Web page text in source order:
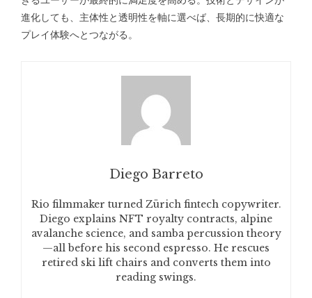
進化しても、主体性と透明性を軸に選べば、長期的に快適な
プレイ体験へとつながる。
Diego Barreto
Rio filmmaker turned Zürich fintech copywriter.
Diego explains NFT royalty contracts, alpine
avalanche science, and samba percussion theory
—all before his second espresso. He rescues
retired ski lift chairs and converts them into
reading swings.